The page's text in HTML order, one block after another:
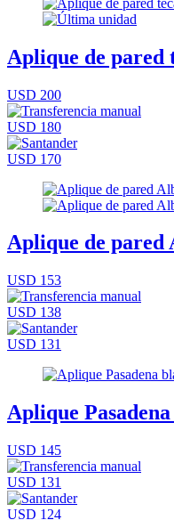
Aplique de pared
USD 200
USD 180
USD 170
Aplique de pared
USD 153
USD 138
USD 131
Aplique
USD 145
USD 131
USD 124